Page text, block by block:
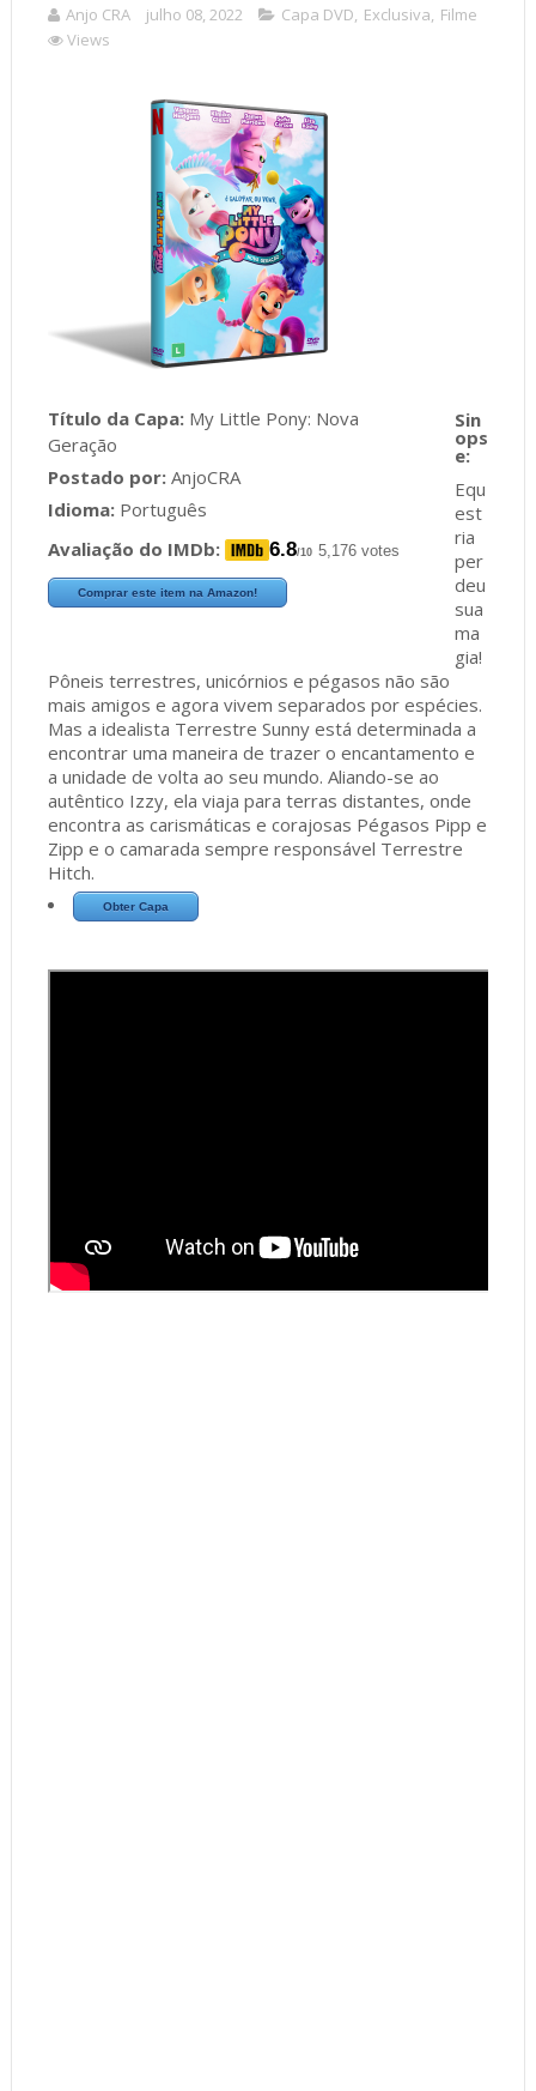
Anjo CRA julho 08, 2022 Capa DVD, Exclusiva, Filme
Views
Título da Capa:My Little Pony: Nova
Geração
Postado por:AnjoCRA
Idioma:Português
Avaliação do IMDb:
6.8/10 5,176 votes
Comprar este item na Amazon!
Equ
est
ria
per
deu
sua
ma
gia!
Pôneis terrestres, unicórnios e pégasos não são
mais amigos e agora vivem separados por espécies.
Mas a idealista Terrestre Sunny está determinada a
encontrar uma maneira de trazer o encantamento e
a unidade de volta ao seu mundo. Aliando-se ao
autêntico Izzy, ela viaja para terras distantes, onde
encontra as carismáticas e corajosas Pégasos Pipp e
Zipp e o camarada sempre responsável Terrestre
Hitch.
Obter Capa